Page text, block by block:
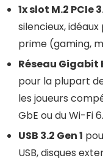
1x slot M.2 PCIe
silencieux,
prime (gaming,
Réseau Gigabit
pour la plupart
les joueurs
GbE ou du Wi-Fi 6.
USB 3.2 Gen 1
USB, disques